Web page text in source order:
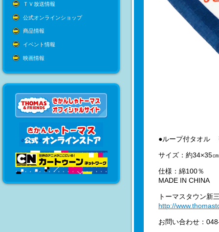
ＴＶ放送情報
公式オンラインショップ
商品情報
イベント情報
映画情報
●ループ付タオル
サイズ：約34×35㎝
仕様：綿100％
MADE IN CHINA
トーマスタウン新
http://
お問い合わせ：